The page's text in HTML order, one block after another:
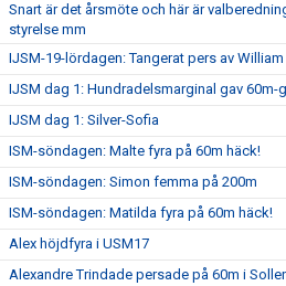
Snart är det årsmöte och här är
styrelse mm
IJSM-19-lördagen: Tangerat pers av
IJSM dag 1: Hundradelsmarginal gav 60m-
IJSM dag 1: Silver-Sofia
ISM-söndagen: Malte fyra på 60m häck!
ISM-söndagen: Simon femma på 200m
ISM-söndagen: Matilda fyra på 60m häck!
Alex höjdfyra i USM17
Alexandre Trindade persade på 60m i